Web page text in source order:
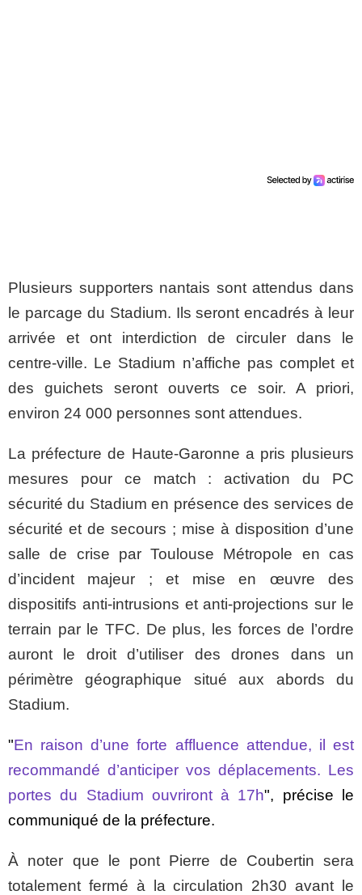
Plusieurs supporters nantais sont attendus dans
le parcage du Stadium. Ils seront encadrés à leur
arrivée et ont interdiction de circuler dans le
centre-ville. Le Stadium n’affiche pas complet et
des guichets seront ouverts ce soir. A priori,
environ 24 000 personnes sont attendues.
La préfecture de Haute-Garonne a pris plusieurs
mesures pour ce match : activation du PC
sécurité du Stadium en présence des services de
sécurité et de secours ; mise à disposition d’une
salle de crise par Toulouse Métropole en cas
d’incident majeur ; et mise en œuvre des
dispositifs anti-intrusions et anti-projections sur le
terrain par le TFC. De plus, les forces de l’ordre
auront le droit d’utiliser des drones dans un
périmètre géographique situé aux abords du
Stadium.
"En raison d’une forte affluence attendue, il est
recommandé d’anticiper vos déplacements. Les
portes du Stadium ouvriront à 17h", précise le
communiqué de la préfecture.
À noter que le pont Pierre de Coubertin sera
totalement fermé à la circulation 2h30 avant le